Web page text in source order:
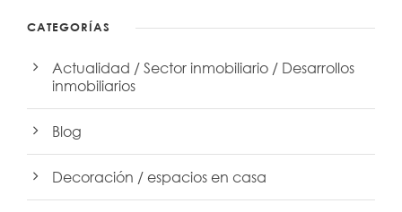
CATEGORÍAS
Actualidad / Sector inmobiliario / Desarrollos
inmobiliarios
Blog
Decoración / espacios en casa